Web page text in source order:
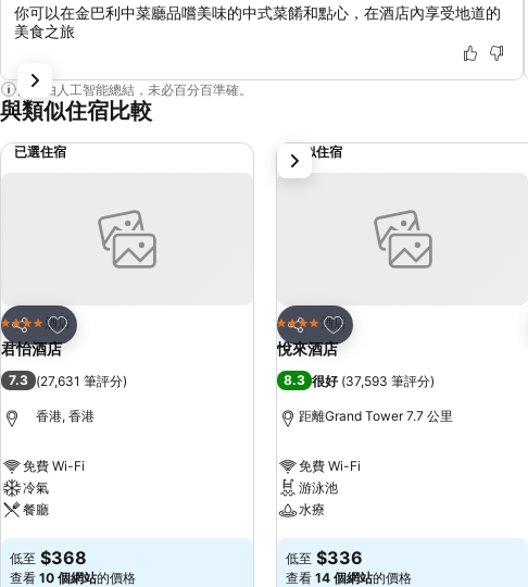
你可以在金巴利中菜廳品嚐美味的中式菜餚和點心，在酒店內享受地道的
美食之旅
內容由人工智能總結，未必百分百準確。
與類似住宿比較
已選住宿
分享
放到收藏夾
4 星級 酒店
君怡酒店
7.3 (27,631 筆評分)
香港, 香港
免費 Wi-Fi
冷氣
餐廳
查看價格
低至 $368
查看 10 個網站的價格
類似住宿
分享
放到收藏夾
4 星級 酒店
悅來酒店
8.3 很好 (37,593 筆評分)
距離Grand Tower 7.7 公里
免費 Wi-Fi
游泳池
水療
查看價格
低至 $336
查看 14 個網站的價格
下一步